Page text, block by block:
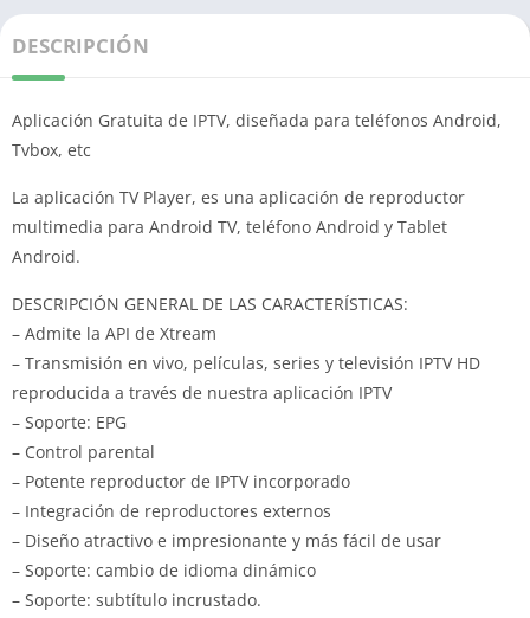
DESCRIPCIÓN
Aplicación Gratuita de IPTV, diseñada para teléfonos Android,
Tvbox, etc
La aplicación TV Player, es una aplicación de reproductor
multimedia para Android TV, teléfono Android y Tablet
Android.
DESCRIPCIÓN GENERAL DE LAS CARACTERÍSTICAS:
– Admite la API de Xtream
– Transmisión en vivo, películas, series y televisión IPTV HD
reproducida a través de nuestra aplicación IPTV
– Soporte: EPG
– Control parental
– Potente reproductor de IPTV incorporado
– Integración de reproductores externos
– Diseño atractivo e impresionante y más fácil de usar
– Soporte: cambio de idioma dinámico
– Soporte: subtítulo incrustado.